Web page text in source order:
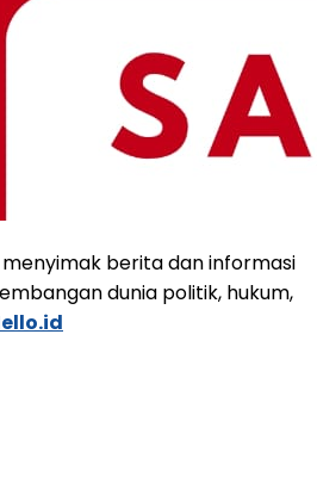
berita dan informasi
dunia politik, hukum,